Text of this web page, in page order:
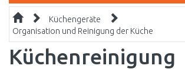
Küchengeräte
Organisation und Reinigung der Küche
Küchenreinigung